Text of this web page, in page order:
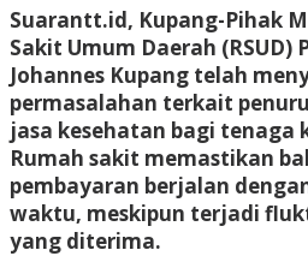
Suarantt.id, Kupang-Pihak
Sakit Umum Daerah (RSUD)
Johannes Kupang telah
permasalahan terkait
jasa kesehatan bagi tenaga
Rumah sakit memastikan
pembayaran berjalan
waktu, meskipun terjadi
yang diterima.